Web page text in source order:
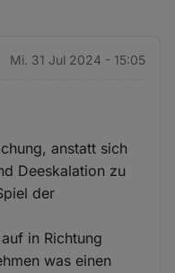
Mi. 31 Jul 2024 - 15:05
anstatt sich
Deeskalation zu
der
in Richtung
was einen